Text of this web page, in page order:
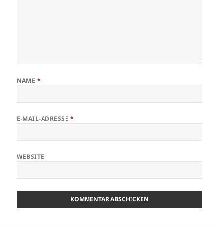
NAME *
E-MAIL-ADRESSE *
WEBSITE